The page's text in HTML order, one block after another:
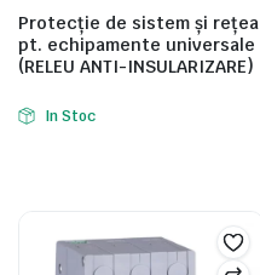
Protecţie de sistem şi reţea
pt. echipamente universale
(RELEU ANTI-INSULARIZARE)
In Stoc